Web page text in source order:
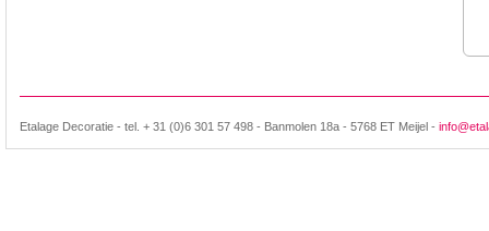
Etalage Decoratie - tel. + 31 (0)6 301 57 498 - Banmolen 18a - 5768 ET Meijel -